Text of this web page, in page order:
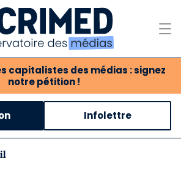
capitalistes des médias : signez
notre pétition !
Notre association
critique des médias
propositions
Infolettre